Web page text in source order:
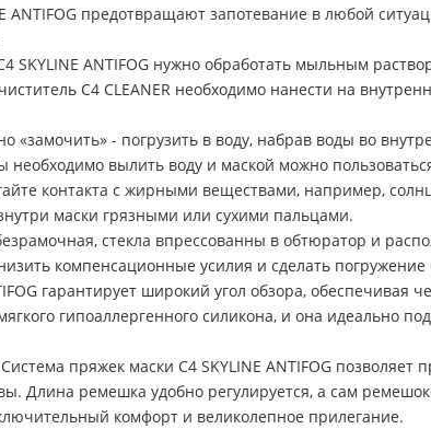
ANTIFOG предотвращают запотевание в любой
ANTIFOG нужно обработать мыльным
C4 CLEANER необходимо нанести на
- погрузить в воду, набрав воды во
вылить воду и маской можно
контакта с жирными веществами, например,
маски грязными или сухими пальцами.
стекла впрессованны в обтюратор и
компенсационные усилия и сделать
гарантирует широкий угол обзора,
гипоаллергенного силикона, и она идеально
пряжек маски C4 SKYLINE ANTIFOG
Длина ремешка удобно регулируется, а сам
комфорт и великолепное прилегание.